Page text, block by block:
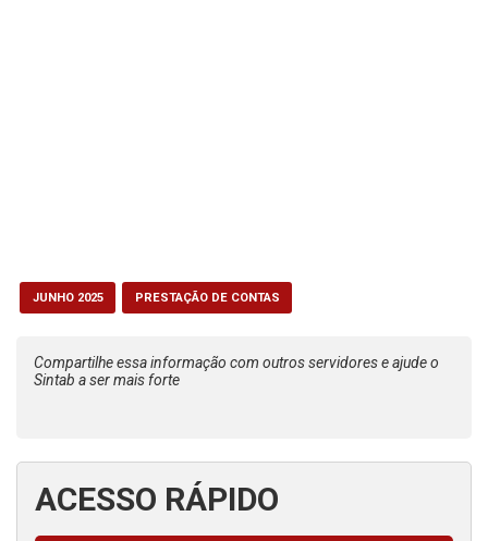
JUNHO 2025 PRESTAÇÃO DE CONTAS
Compartilhe essa informação com outros servidores e ajude o
Sintab a ser mais forte
ACESSO RÁPIDO